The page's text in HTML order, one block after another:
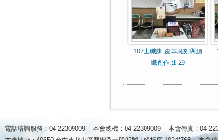
107上職訓 皮革雕刻與編
織創作班-29
電話諮詢服務：04-22309009 本會總機：04-22309009 本會傳真：04-